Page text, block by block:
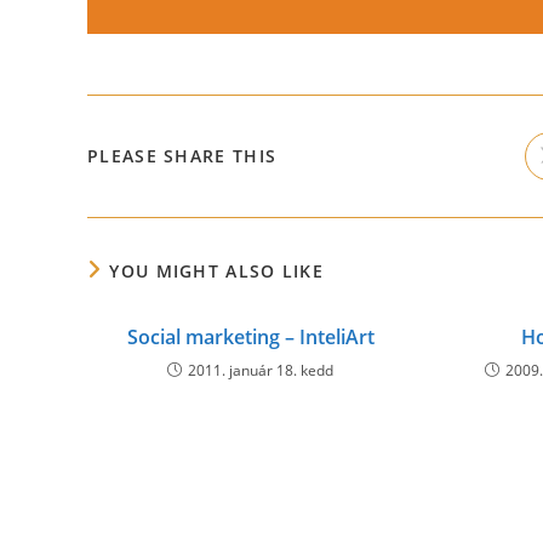
PLEASE SHARE THIS
YOU MIGHT ALSO LIKE
Social marketing – InteliArt
2011. január 18. kedd